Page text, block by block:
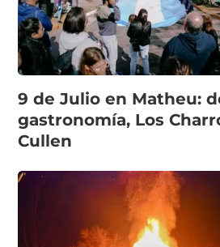
9 de Julio en Matheu:
gastronomía, Los
Cullen